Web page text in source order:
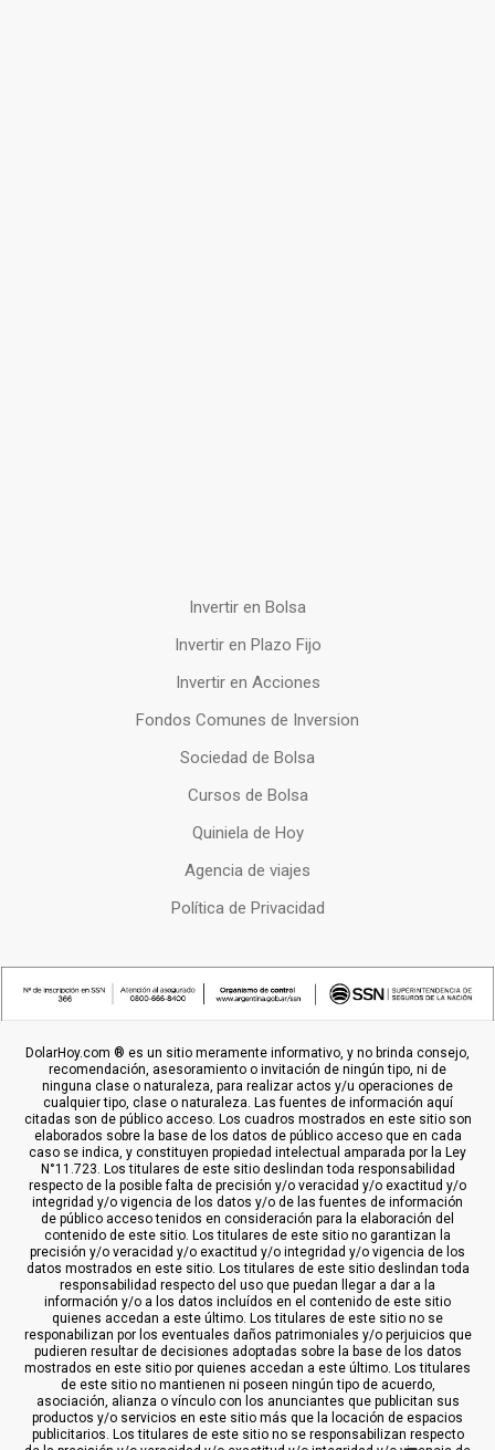
Invertir en Bolsa
Invertir en Plazo Fijo
Invertir en Acciones
Fondos Comunes de Inversion
Sociedad de Bolsa
Cursos de Bolsa
Quiniela de Hoy
Agencia de viajes
Política de Privacidad
DolarHoy.com ® es un sitio meramente informativo, y no brinda consejo,
recomendación, asesoramiento o invitación de ningún tipo, ni de
ninguna clase o naturaleza, para realizar actos y/u operaciones de
cualquier tipo, clase o naturaleza. Las fuentes de información aquí
citadas son de público acceso. Los cuadros mostrados en este sitio son
elaborados sobre la base de los datos de público acceso que en cada
caso se indica, y constituyen propiedad intelectual amparada por la Ley
N°11.723. Los titulares de este sitio deslindan toda responsabilidad
respecto de la posible falta de precisión y/o veracidad y/o exactitud y/o
integridad y/o vigencia de los datos y/o de las fuentes de información
de público acceso tenidos en consideración para la elaboración del
contenido de este sitio. Los titulares de este sitio no garantizan la
precisión y/o veracidad y/o exactitud y/o integridad y/o vigencia de los
datos mostrados en este sitio. Los titulares de este sitio deslindan toda
responsabilidad respecto del uso que puedan llegar a dar a la
información y/o a los datos incluídos en el contenido de este sitio
quienes accedan a este último. Los titulares de este sitio no se
responabilizan por los eventuales daños patrimoniales y/o perjuicios que
pudieren resultar de decisiones adoptadas sobre la base de los datos
mostrados en este sitio por quienes accedan a este último. Los titulares
de este sitio no mantienen ni poseen ningún tipo de acuerdo,
asociación, alianza o vínculo con los anunciantes que publicitan sus
productos y/o servicios en este sitio más que la locación de espacios
publicitarios. Los titulares de este sitio no se responsabilizan respecto